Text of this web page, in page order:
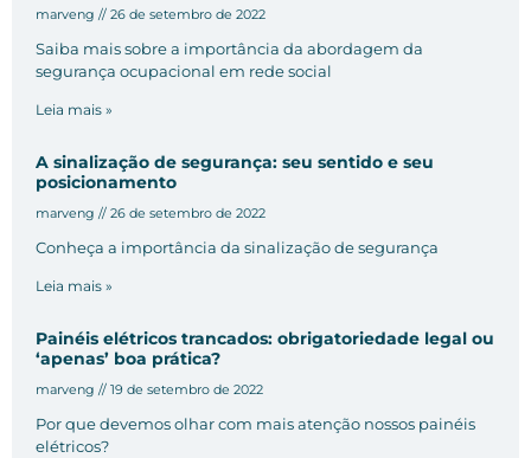
marveng 26 de setembro de 2022
Saiba mais sobre a importância da abordagem da
segurança ocupacional em rede social
Leia mais »
A sinalização de segurança: seu sentido e seu
posicionamento
marveng 26 de setembro de 2022
Conheça a importância da sinalização de segurança
Leia mais »
Painéis elétricos trancados: obrigatoriedade legal ou
‘apenas’ boa prática?
marveng 19 de setembro de 2022
Por que devemos olhar com mais atenção nossos painéis
elétricos?